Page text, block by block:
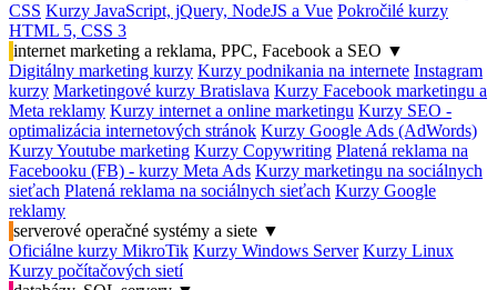
CSS Kurzy JavaScript, jQuery, NodeJS a Vue Pokročilé kurzy
HTML 5, CSS 3
internet marketing a reklama, PPC, Facebook a SEO ▼
Digitálny marketing kurzy Kurzy podnikania na internete Instagram
kurzy Marketingové kurzy Bratislava Kurzy Facebook marketingu a
Meta reklamy Kurzy internet a online marketingu Kurzy SEO -
optimalizácia internetových stránok Kurzy Google Ads (AdWords)
Kurzy Youtube marketing Kurzy Copywriting Platená reklama na
Facebooku (FB) - kurzy Meta Ads Kurzy marketingu na sociálnych
sieťach Platená reklama na sociálnych sieťach Kurzy Google
reklamy
serverové operačné systémy a siete ▼
Oficiálne kurzy MikroTik Kurzy Windows Server Kurzy Linux
Kurzy počítačových sietí